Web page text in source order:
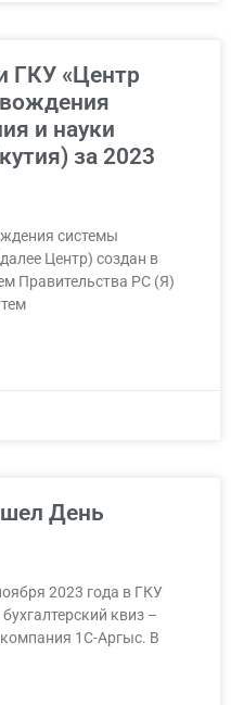
ГКУ «Центр
и науки
за 2023
системы
Центр) создан в
Правительства РС (Я)
День
2023 года в ГКУ
квиз –
1С-Аргыс. В